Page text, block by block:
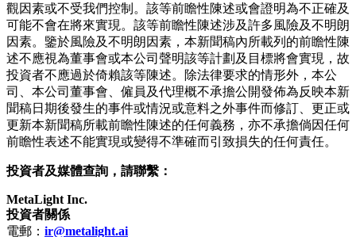
觀因素或不受我們控制。該等前瞻性陳述或會證明為不正確及
可能不會在將來實現。該等前瞻性陳述涉及許多風險及不明朗
因素。鑒於風險及不明朗因素，本新聞稿內所載列的前瞻性陳
述不應視為董事會或本公司聲明該等計劃及目標將會實現，故
投資者不應過於倚賴該等陳述。除法律要求的情形外，本公
司、本公司董事會、僱員及代理概不承擔公開發佈為反映本新
聞稿日期後發生的事件或情況或意料之外事件而修訂、更正或
更新本新聞稿所載前瞻性陳述的任何義務，亦不承擔倘因任何
前瞻性表述不能實現或變得不準確而引致損失的任何責任。
投資者及媒體查詢，請聯繫：
MetaLight Inc.
投資者關係
電郵： ir@metalight.ai